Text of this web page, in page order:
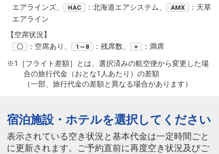
エアラインズ、
HAC ：北海道エアシステム、 AMX
：天草
エアライン
【空席状況】
〇 ：空席あり、 1～8 ：残席数、 ×
：満席
※1［フライト差額］とは、選択済みの航空便から変更した場
合の旅行代金（おとな1人あたり）の差額
（一部、旅行代金の差額と異なる場合があります）
宿泊施設・ホテルを選択してください
表示されている空き状況と基本代金は一定時間ごと
に更新されます。ご予約直前に再度空き状況及びご